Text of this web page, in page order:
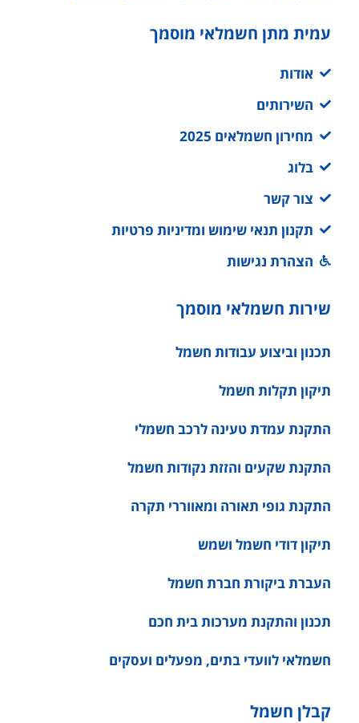
עמית מתן חשמלאי מוסמך
אודות
השירותים
מחירון חשמלאים 2025
בלוג
צור קשר
תקנון תנאי שימוש ומדיניות פרטיות
הצהרת נגישות
שירות חשמלאי מוסמך
תכנון וביצוע עבודות חשמל
תיקון תקלות חשמל
התקנת עמדת טעינה לרכב חשמלי
התקנת שקעים והזזת נקודות חשמל
התקנת גופי תאורה ומאווררי תקרה
תיקון דודי חשמל ושמש
העברת ביקורת חברת חשמל
תכנון והתקנת מערכות בית חכם
חשמלאי לוועדי בתים, מפעלים ועסקים
קבלן חשמל